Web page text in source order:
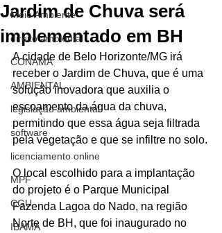
Meio Ambiente
direito ambiental
CONAMA
AMBIENTAL
legislação ambiental
software
licenciamento online
MPF
CGU
IBAMA
Jardim de Chuva será
implementado em BH
A cidade de Belo Horizonte/MG irá
receber o Jardim de Chuva, que é uma
solução inovadora que auxilia o
escoamento da água da chuva,
permitindo que essa água seja filtrada
pela vegetação e que se infiltre no solo.
O local escolhido para a implantação
do projeto é o Parque Municipal
Fazenda Lagoa do Nado, na região
Norte de BH, que foi inaugurado no